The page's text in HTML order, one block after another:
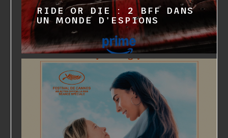
RIDE OR DIE : 2 BFF DANS
UN MONDE D'ESPIONS